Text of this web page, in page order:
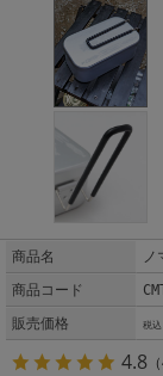
商品名
ノ
商品コード
販売価格
4.8